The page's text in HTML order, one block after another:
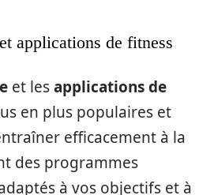
applications de fitness
et lesapplications de
en plus populaires et
efficacement à la
des programmes
à vos objectifs et à